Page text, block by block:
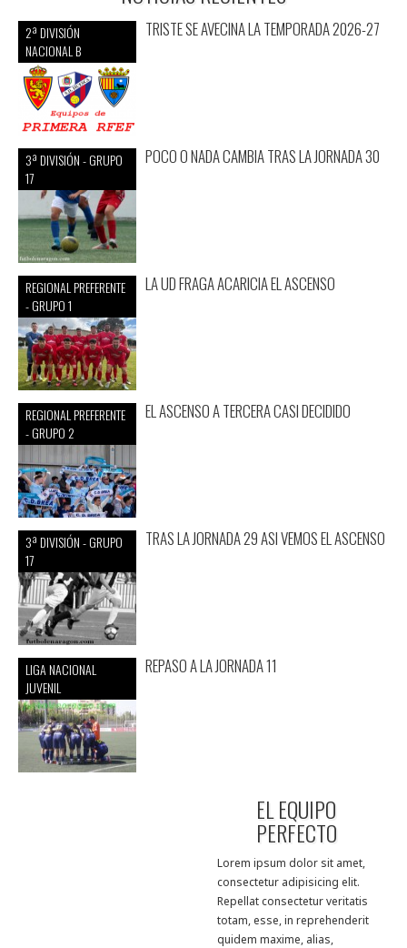
2ª DIVISIÓN
NACIONAL B
TRISTE SE AVECINA LA TEMPORADA 2026-27
3ª DIVISIÓN - GRUPO
17
POCO O NADA CAMBIA TRAS LA JORNADA 30
REGIONAL PREFERENTE
- GRUPO 1
LA UD FRAGA ACARICIA EL ASCENSO
REGIONAL PREFERENTE
- GRUPO 2
EL ASCENSO A TERCERA CASI DECIDIDO
3ª DIVISIÓN - GRUPO
17
TRAS LA JORNADA 29 ASI VEMOS EL ASCENSO
LIGA NACIONAL
JUVENIL
REPASO A LA JORNADA 11
EL EQUIPO
PERFECTO
Lorem ipsum dolor sit amet,
consectetur adipisicing elit.
Repellat consectetur veritatis
totam, esse, in reprehenderit
quidem maxime, alias,